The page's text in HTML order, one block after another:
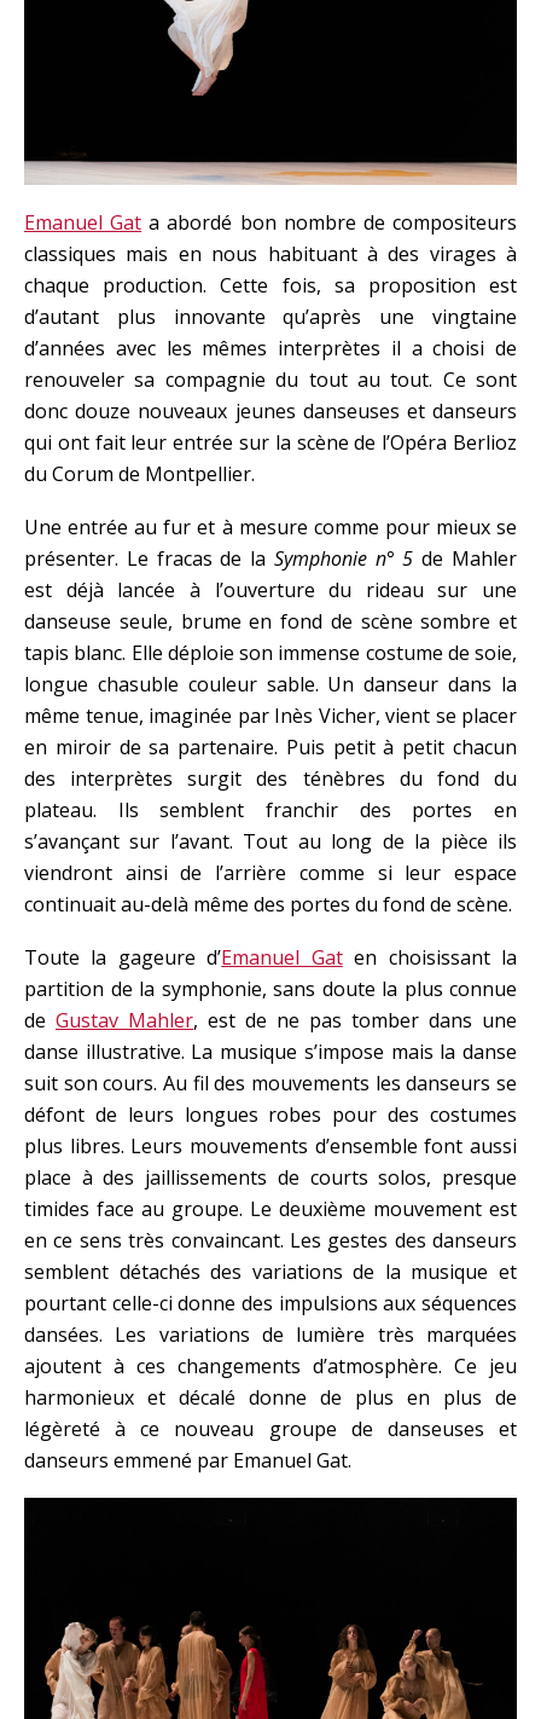
Emanuel Gat a abordé bon nombre de compositeurs
classiques mais en nous habituant à des virages à
chaque production. Cette fois, sa proposition est
d’autant plus innovante qu’après une vingtaine
d’années avec les mêmes interprètes il a choisi de
renouveler sa compagnie du tout au tout. Ce sont
donc douze nouveaux jeunes danseuses et danseurs
qui ont fait leur entrée sur la scène de l’Opéra Berlioz
du Corum de Montpellier.
Une entrée au fur et à mesure comme pour mieux se
présenter. Le fracas de la Symphonie n° 5 de Mahler
est déjà lancée à l’ouverture du rideau sur une
danseuse seule, brume en fond de scène sombre et
tapis blanc. Elle déploie son immense costume de soie,
longue chasuble couleur sable. Un danseur dans la
même tenue, imaginée par Inès Vicher, vient se placer
en miroir de sa partenaire. Puis petit à petit chacun
des interprètes surgit des ténèbres du fond du
plateau. Ils semblent franchir des portes en
s’avançant sur l’avant. Tout au long de la pièce ils
viendront ainsi de l’arrière comme si leur espace
continuait au-delà même des portes du fond de scène.
Toute la gageure d’Emanuel Gaten choisissant la
partition de la symphonie, sans doute la plus connue
de Gustav Mahler, est de ne pas tomber dans une
danse illustrative. La musique s’impose mais la danse
suit son cours. Au fil des mouvements les danseurs se
défont de leurs longues robes pour des costumes
plus libres. Leurs mouvements d’ensemble font aussi
place à des jaillissements de courts solos, presque
timides face au groupe. Le deuxième mouvement est
en ce sens très convaincant. Les gestes des danseurs
semblent détachés des variations de la musique et
pourtant celle-ci donne des impulsions aux séquences
dansées. Les variations de lumière très marquées
ajoutent à ces changements d’atmosphère. Ce jeu
harmonieux et décalé donne de plus en plus de
légèreté à ce nouveau groupe de danseuses et
danseurs emmené par Emanuel Gat.